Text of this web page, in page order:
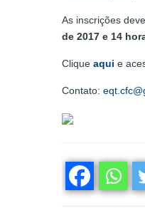
As inscrições
de 2017 e 14
Clique aqui e
Contato: